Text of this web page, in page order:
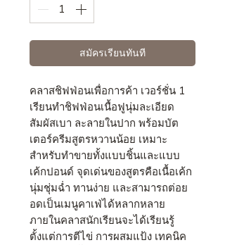
สมัครเรียนทันที
คลาสชิฟฟ่อนเพื่อการค้า เวอร์ชั่น 1
เรียนทำชิฟฟ่อนเนื้อฟูนุ่มละเอียด
สัมผัสเบา ละลายในปาก พร้อมบัต
เตอร์ครีมสูตรหวานน้อย เหมาะ
สำหรับทำขายทั้งแบบชิ้นและแบบ
เค้กปอนด์ จุดเด่นของสูตรคือเนื้อเค้ก
นุ่มชุ่มฉ่ำ ทานง่าย และสามารถต่อย
อดเป็นเมนูคาเฟ่ได้หลากหลาย
ภายในคลาสนักเรียนจะได้เรียนรู้
ตั้งแต่การตีไข่ การผสมแป้ง เทคนิค